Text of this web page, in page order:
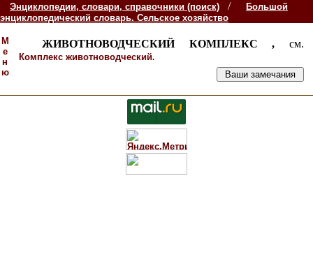
Энциклопедии, словари, справочники (поиск) /
Большой
энциклопедический словарь. Сельское хозяйство
М
е
н
ю
ЖИВОТНОВОДЧЕСКИЙ КОМПЛЕКС , см.
Комплекс животноводческий.